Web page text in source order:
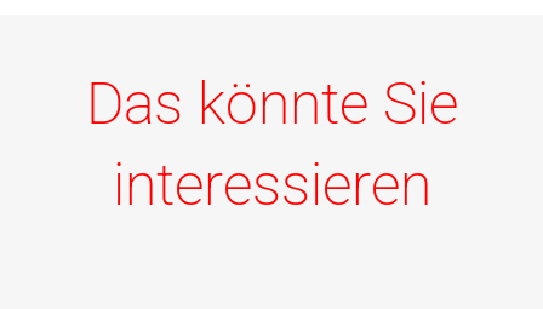
Das könnte Sie
interessieren